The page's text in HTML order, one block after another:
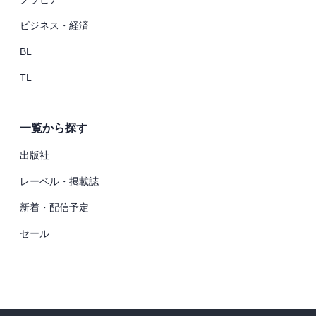
ビジネス・経済
BL
TL
一覧から探す
出版社
レーベル・掲載誌
新着・配信予定
セール